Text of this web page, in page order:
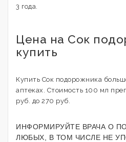
3 года.
Цена на Сок
купить
Купить Сок подорожника
аптеках. Стоимость 100 мл
руб. до 270 руб.
ИНФОРМИРУЙТЕ ВРАЧА О
ЛЮБЫХ, В ТОМ ЧИСЛЕ НЕ